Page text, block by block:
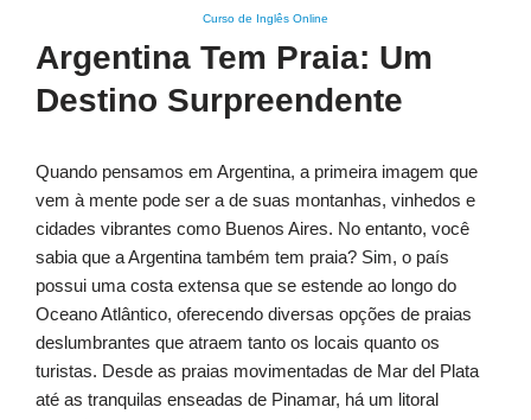
Curso de Inglês Online
Argentina Tem Praia: Um
Destino Surpreendente
Quando pensamos em Argentina, a primeira imagem que
vem à mente pode ser a de suas montanhas, vinhedos e
cidades vibrantes como Buenos Aires. No entanto, você
sabia que a Argentina também tem praia? Sim, o país
possui uma costa extensa que se estende ao longo do
Oceano Atlântico, oferecendo diversas opções de praias
deslumbrantes que atraem tanto os locais quanto os
turistas. Desde as praias movimentadas de Mar del Plata
até as tranquilas enseadas de Pinamar, há um litoral